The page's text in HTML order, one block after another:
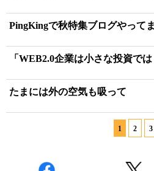
PingKingで秋特集ブログやってま
「WEB2.0企業は小さな投資で
たまには外の空気も吸って
1 2 3